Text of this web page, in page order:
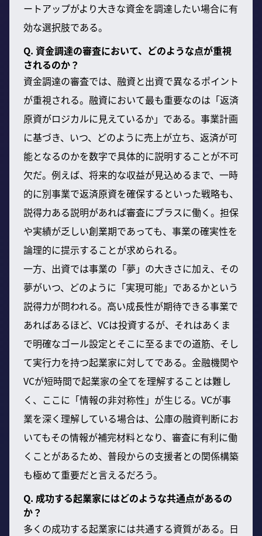
ートアップがより大きな資金を調達したい場合に有
効な選択肢である。
Q. 資金調達の審査において、どのような点が重視
されるのか？
資金調達の審査では、融資と出資で異なるポイント
が重視される。融資において最も重要なのは「返済
原資がロジカルに見えているか」である。事業計画
に基づき、いつ、どのように売上が立ち、返済が可
能となるのかを数字で具体的に説明することが不可
欠だ。例えば、将来的な収益が見込めるまで、一時
的に別事業で返済原資を確保するといった戦略も、
説得力ある説明があれば審査にプラスに働く。担保
や実績が乏しい創業期であっても、事業の確実性を
論理的に提示することが求められる。
一方、出資では事業の「夢」の大きさに加え、その
夢がいつ、どのように「実現可能」であるかという
説得力が問われる。高い成長性が期待できる事業で
あればあるほど、VCは投資するが、それはあくま
で明確なゴール設定とそこに至るまでの道筋、そし
て実行力を持つ起業家に対してである。金融機関や
VCが短時間で起業家の全てを理解することは難し
く、ここに「情報の非対称性」が生じる。VCが事
業を深く理解している場合は、公庫の融資判断にお
いてもその情報が補完材料となり、審査に有利に働
くことがあるため、普段からの支援者との関係構築
も極めて重要だと言えるだろう。
Q. 成功する起業家にはどのような共通点があるの
か？
多くの成功する起業家には共通する資質がある。日